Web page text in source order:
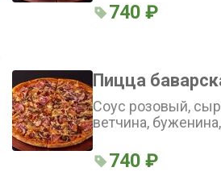
740 ₽
Пицца
Соус розовый,
ветчина,
репчатый
(25 см)
740 ₽